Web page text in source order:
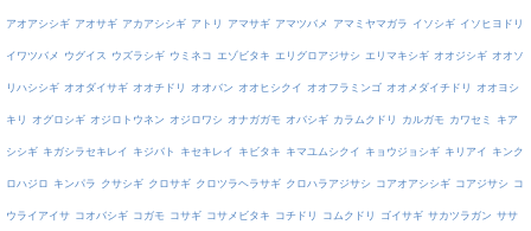
アオアシシギ アオサギ アカアシシギ アトリ アマサギ アマツバメ アマミヤマガラ イソシギ イソヒヨドリ
イワツバメ ウグイス ウズラシギ ウミネコ エゾビタキ エリグロアジサシ エリマキシギ オオジシギ オオソ
リハシシギ オオダイサギ オオチドリ オオバン オオヒシクイ オオフラミンゴ オオメダイチドリ オオヨシ
キリ オグロシギ オジロトウネン オジロワシ オナガガモ オバシギ カラムクドリ カルガモ カワセミ キア
シシギ キガシラセキレイ キジバト キセキレイ キビタキ キマユムシクイ キョウジョシギ キリアイ キンク
ロハジロ キンパラ クサシギ クロサギ クロツラヘラサギ クロハラアジサシ コアオアシシギ コアジサシ コ
ウライアイサ コオバシギ コガモ コサギ コサメビタキ コチドリ コムクドリ ゴイサギ サカツラガン ササ